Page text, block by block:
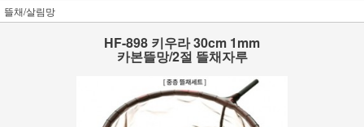
뜰채/살림망
HF-898 키우라 30cm 1mm
카본뜰망/2절 뜰채자루